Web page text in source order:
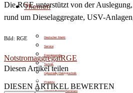
Themen
Deutscher Markt
Service
Energiewende
Technik
Industrielle Elektrotechnik
Projekte
Veranstaltungen/Seminare
Die RGE unterstützt von der
rund um Dieselaggregate, USV-
Bild: RGE
NotstromaggregatRGE
Diesen Artikel teilen
LinkedinEmail
DIESEN ARTIKEL BEWERTEN